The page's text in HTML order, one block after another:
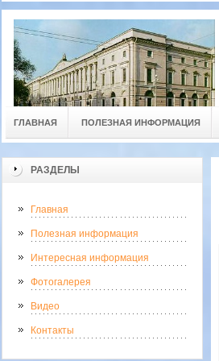
ГЛАВНАЯ ПОЛЕЗНАЯ ИНФОРМАЦИЯ
РАЗДЕЛЫ
Главная
Полезная информация
Интересная информация
Фотогалерея
Видео
Контакты